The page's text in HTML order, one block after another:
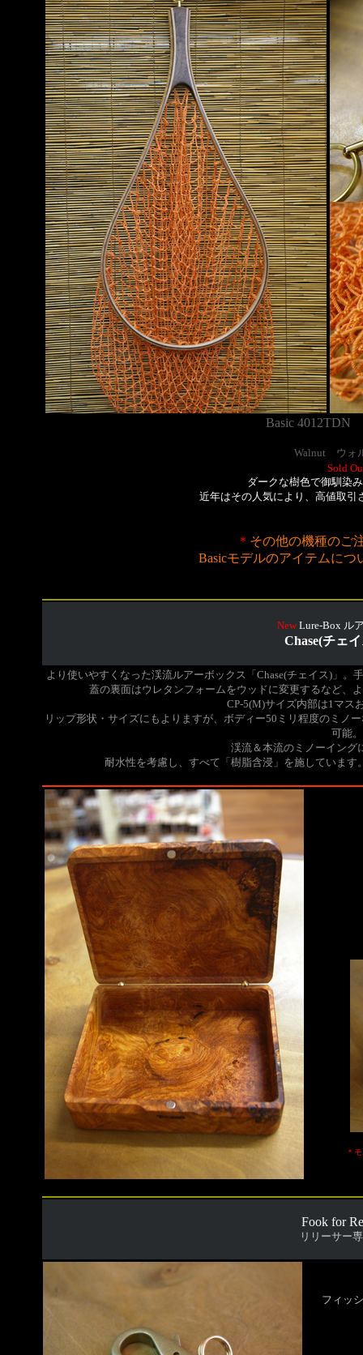
Basic 4012TDN
Walnut ウォ
Sold
ダークな樹色で御馴染
近年はその人気により、高値取引
＊ その他の機種のご
Basicモデルのアイテムにつ
NewLure-Box ル
Chase(チェ
より使いやすくなった渓流ルアーボックス「Chase(チェイス)」 。
蓋の裏面はウレタンフォームをウッドに変更するなど、
CP-5(M)サイズ内部は1マス
リップ形状・サイズにもよりますが、ボディー50ミリ程度のミノ
可能。
渓流＆本流のミノーイング
耐水性を考慮し、すべて「樹脂含浸」を施しています
＊
Fook for
リリーサー
フィッ